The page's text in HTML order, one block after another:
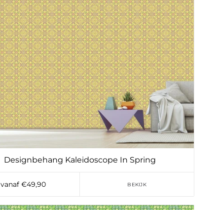
Designbehang Kaleidoscope In Spring
vanaf €49,90 BEKIJK